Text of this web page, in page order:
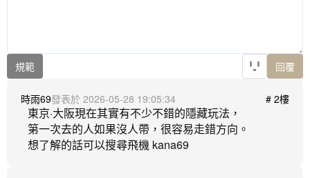
規範 回覆
時雨69 2026-05-28 19:05:34 # 2樓
東京·大阪現在其實有不少不錯的隱藏玩法，
第一次去的人如果沒人帶，很容易走錯方向。